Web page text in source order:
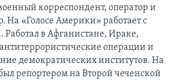
корреспондент, оператор и
На «Голосе Америки» работает с
Работал в Афганистане, Ираке,
операции и
демократических институтов. На
репортером на Второй чеченской